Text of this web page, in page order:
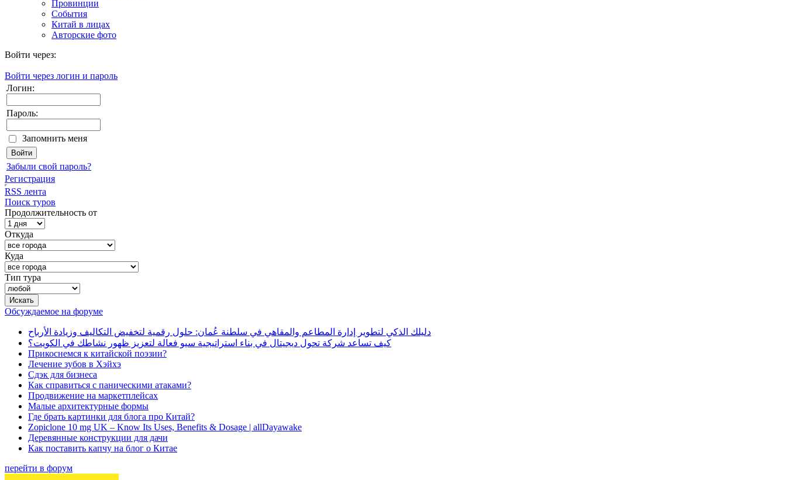
Провинции
События
Китай в лицах
Авторские фото
Войти через:
Войти через логин и пароль
Логин:
Пароль:
Запомнить меня
Забыли свой пароль?
Регистрация
RSS лента
Поиск туров
Продолжительность от
Откуда
Куда
Тип тура
Обсуждаемое на форуме
دليلك الذكي لتطوير إدارة المطاعم والمقاهي في سلطنة عُمان: حلول رقمية لتخفيض التكاليف وزيادة الأرباح
كيف تساعد شركة تحول ديجيتال في بناء استراتيجية سيو فعالة لتعزيز ظهور نشاطك في الكويت؟
Прикоснемся к китайской поэзии?
Лечение зубов в Хэйхэ
Сдэк для бизнеса
Как справиться с паническими атаками?
Продвижение на маркетплейсах
Малые архитектурные формы
Где брать картинки для блога про Китай?
Zopiclone 10 mg UK – Know Its Uses, Benefits & Dosage | allDayawake
Деревянные конструкции для дачи
Как поставить капчу на блог о Китае
перейти в форум